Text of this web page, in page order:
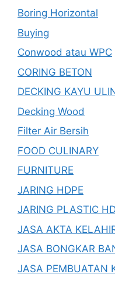
Boring Horizontal
Buying
Conwood atau WPC
CORING BETON
DECKING KAYU
Decking Wood
Filter Air Bersih
FOOD CULINARY
FURNITURE
JARING HDPE
JARING PLASTIC
JASA AKTA
JASA BONGKAR
JASA PEMBUATAN